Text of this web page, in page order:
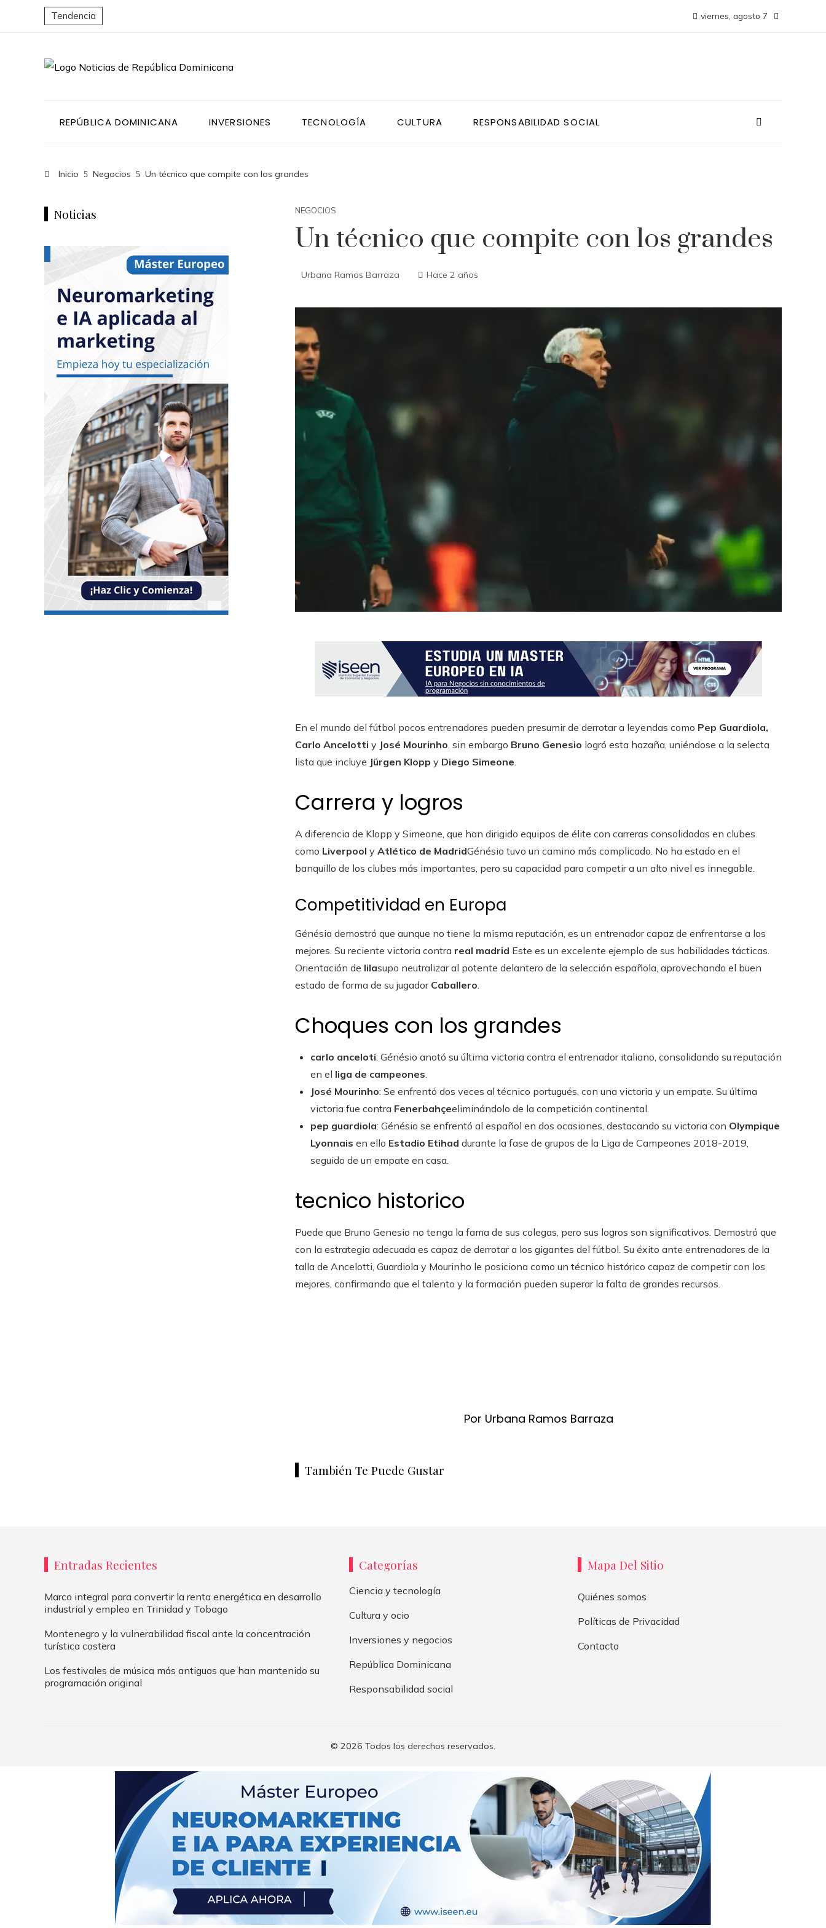
Tendencia viernes, agosto 7
REPÚBLICA DOMINICANA INVERSIONES TECNOLOGÍA CULTURA RESPONSABILIDAD SOCIAL
Inicio Negocios Un técnico que compite con los grandes
NEGOCIOS
Un técnico que compite con los grandes
Urbana Ramos Barraza Hace 2 años
En el mundo del fútbol pocos entrenadores pueden presumir de derrotar a leyendas como Pep Guardiola,
Carlo Ancelotti y José Mourinho. sin embargo Bruno Genesio logró esta hazaña, uniéndose a la selecta
lista que incluye Jürgen Klopp y Diego Simeone.
Carrera y logros
A diferencia de Klopp y Simeone, que han dirigido equipos de élite con carreras consolidadas en clubes
como Liverpool y Atlético de MadridGénésio tuvo un camino más complicado. No ha estado en el
banquillo de los clubes más importantes, pero su capacidad para competir a un alto nivel es innegable.
Competitividad en Europa
Génésio demostró que aunque no tiene la misma reputación, es un entrenador capaz de enfrentarse a los
mejores. Su reciente victoria contra real madrid Este es un excelente ejemplo de sus habilidades tácticas.
Orientación de lilasupo neutralizar al potente delantero de la selección española, aprovechando el buen
estado de forma de su jugador Caballero.
Choques con los grandes
carlo anceloti: Génésio anotó su última victoria contra el entrenador italiano, consolidando su reputación
en el liga de campeones.
José Mourinho: Se enfrentó dos veces al técnico portugués, con una victoria y un empate. Su última
victoria fue contra Fenerbahçeeliminándolo de la competición continental.
pep guardiola: Génésio se enfrentó al español en dos ocasiones, destacando su victoria con Olympique
Lyonnais en ello Estadio Etihad durante la fase de grupos de la Liga de Campeones 2018-2019,
seguido de un empate en casa.
tecnico historico
Puede que Bruno Genesio no tenga la fama de sus colegas, pero sus logros son significativos. Demostró que
con la estrategia adecuada es capaz de derrotar a los gigantes del fútbol. Su éxito ante entrenadores de la
talla de Ancelotti, Guardiola y Mourinho le posiciona como un técnico histórico capaz de competir con los
mejores, confirmando que el talento y la formación pueden superar la falta de grandes recursos.
Por Urbana Ramos Barraza
También Te Puede Gustar
Noticias
Entradas Recientes
Marco integral para convertir la renta energética en desarrollo
industrial y empleo en Trinidad y Tobago
Montenegro y la vulnerabilidad fiscal ante la concentración
turística costera
Los festivales de música más antiguos que han mantenido su
programación original
Categorías
Ciencia y tecnología
Cultura y ocio
Inversiones y negocios
República Dominicana
Responsabilidad social
Mapa Del Sitio
Quiénes somos
Políticas de Privacidad
Contacto
© 2026 Todos los derechos reservados.